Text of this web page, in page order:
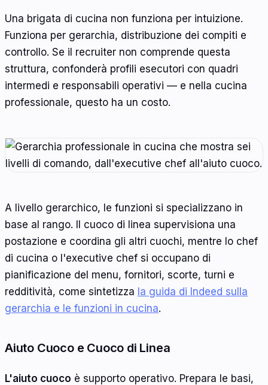
Una brigata di cucina non funziona per intuizione.
Funziona per gerarchia, distribuzione dei compiti e
controllo. Se il recruiter non comprende questa
struttura, confonderà profili esecutori con quadri
intermedi e responsabili operativi — e nella cucina
professionale, questo ha un costo.
A livello gerarchico, le funzioni si specializzano in
base al rango. Il cuoco di linea supervisiona una
postazione e coordina gli altri cuochi, mentre lo chef
di cucina o l'executive chef si occupano di
pianificazione del menu, fornitori, scorte, turni e
redditività, come sintetizza la guida di Indeed sulla
gerarchia e le funzioni in cucina.
Aiuto Cuoco e Cuoco di Linea
L'aiuto cuoco è supporto operativo. Prepara le basi,